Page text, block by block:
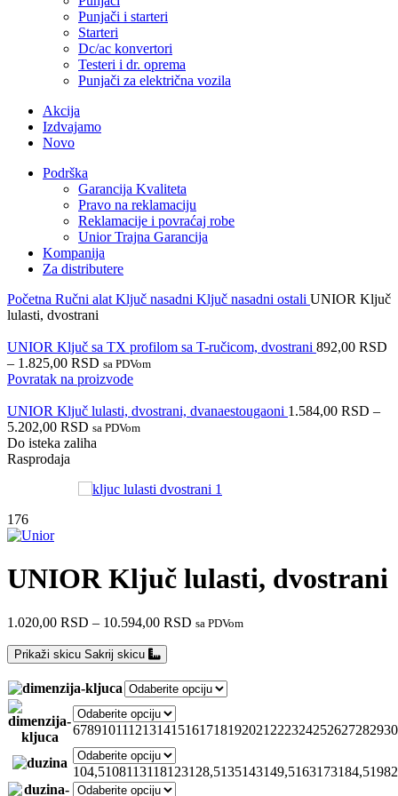
Punjači i starteri
Starteri
Dc/ac konvertori
Testeri i dr. oprema
Punjači za električna vozila
Akcija
Izdvajamo
Novo
Podrška
Garancija Kvaliteta
Pravo na reklamaciju
Reklamacije i povraćaj robe
Unior Trajna Garancija
Kompanija
Za distributere
Početna Ručni alat Ključ nasadni Ključ nasadni ostali UNIOR Ključ
lulasti, dvostrani
UNIOR Ključ sa TX profilom sa T-ručicom, dvostrani 892,00 RSD
– 1.825,00 RSD sa PDVom
Povratak na proizvode
UNIOR Ključ lulasti, dvostrani, dvanaestougaoni 1.584,00 RSD –
5.202,00 RSD sa PDVom
Do isteka zaliha
Rasprodaja
176
UNIOR Ključ lulasti, dvostrani
1.020,00 RSD – 10.594,00 RSD sa PDVom
Prikaži skicu Sakrij skicu
6789101112131415161718192021 222324252627282930
104,5108113118123128,5135143149,5163173184,5198